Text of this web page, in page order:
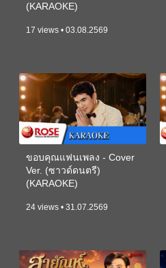
(KARAOKE)
17 views • 03.08.2569
ขอบคุณแฟนเพลง - Cover
Ver. (ซาวด์ดนตรี)
(KARAOKE)
24 views • 31.07.2569